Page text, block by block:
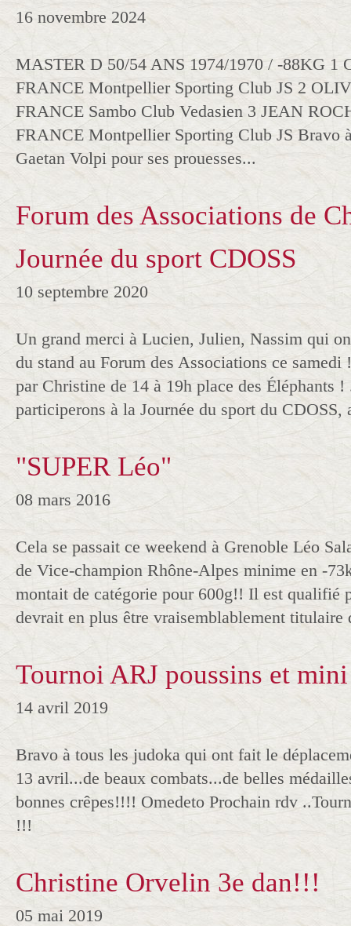
16 novembre 2024
MASTER D 50/54 ANS 1974/1970 / -88KG 1
FRANCE Montpellier Sporting Club JS 2
FRANCE Sambo Club Vedasien 3 JEAN
FRANCE Montpellier Sporting Club JS Bravo
Gaetan Volpi pour ses prouesses...
Forum des Associations de
Journée du sport CDOSS
10 septembre 2020
Un grand merci à Lucien, Julien, Nassim qui
du stand au Forum des Associations ce samedi
par Christine de 14 à 19h place des Éléphants
participerons à la Journée du sport du CDOSS,
"SUPER Léo"
08 mars 2016
Cela se passait ce weekend à Grenoble Léo
de Vice-champion Rhône-Alpes minime en -
montait de catégorie pour 600g!! Il est qualifié
devrait en plus être vraisemblablement titulaire
Tournoi ARJ poussins et
14 avril 2019
Bravo à tous les judoka qui ont fait le
13 avril...de beaux combats...de belles
bonnes crêpes!!!! Omedeto Prochain rdv
!!!
Christine Orvelin 3e dan!!!
05 mai 2019